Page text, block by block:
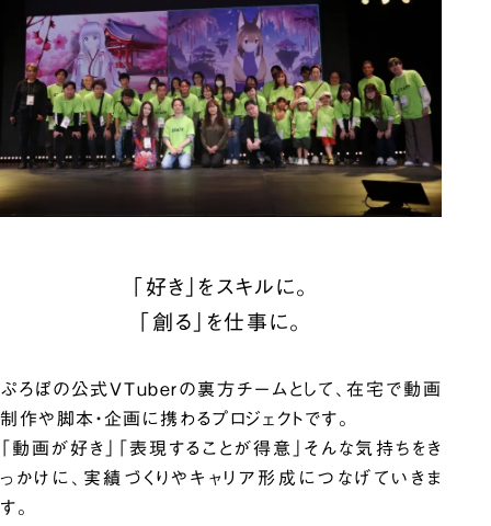
「好き」をスキルに。
「創る」を仕事に。
ぷろぼの公式VTuberの裏方チームとして、在宅で動画
制作や脚本・企画に携わるプロジェクトです。
「動画が好き」「表現することが得意」そんな気持ちをき
っかけに、実績づくりやキャリア形成につなげていきま
す。